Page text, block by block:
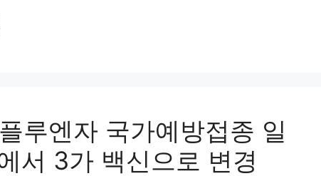
루엔자 국가예방접종 일
서 3가 백신으로 변경